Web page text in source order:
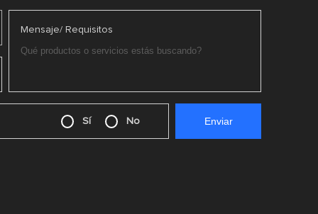
Mensaje/ Requisitos
Sí No